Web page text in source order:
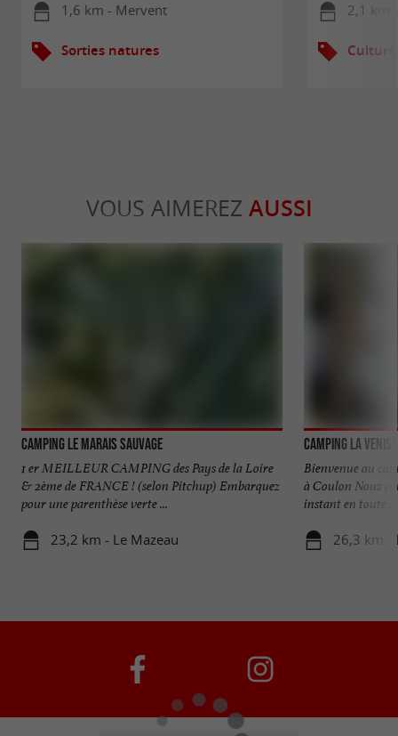
1,6 km - Mervent
Sorties natures
2,1 km
Culture
VOUS AIMEREZ AUSSI
Camping Le Marais Sauvage
1 er MEILLEUR CAMPING des Pays de la Loire
& 2ème de FRANCE ! (selon Pitchup) Embarquez
pour une parenthèse verte ...
23,2 km - Le Mazeau
Camping La
Bienvenue au
à Coulon Nous
instant en toute ...
26,3 km -